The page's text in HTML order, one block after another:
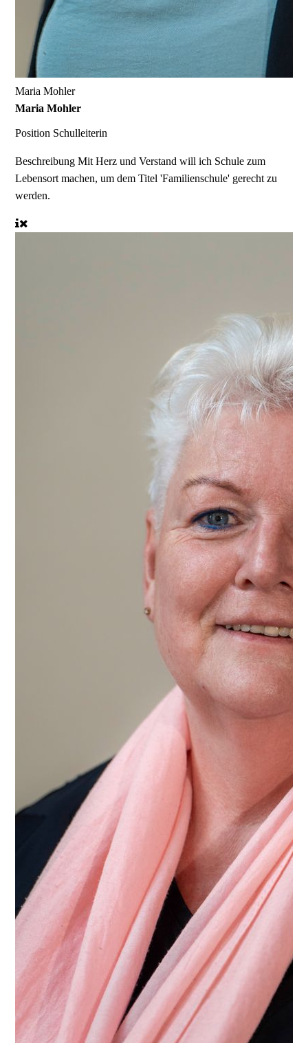
Maria Mohler
Maria Mohler
Position Schulleiterin
BeschreibungMit Herz und Verstand will ich Schule zum
Lebensort machen, um dem Titel 'Familienschule' gerecht zu
werden.